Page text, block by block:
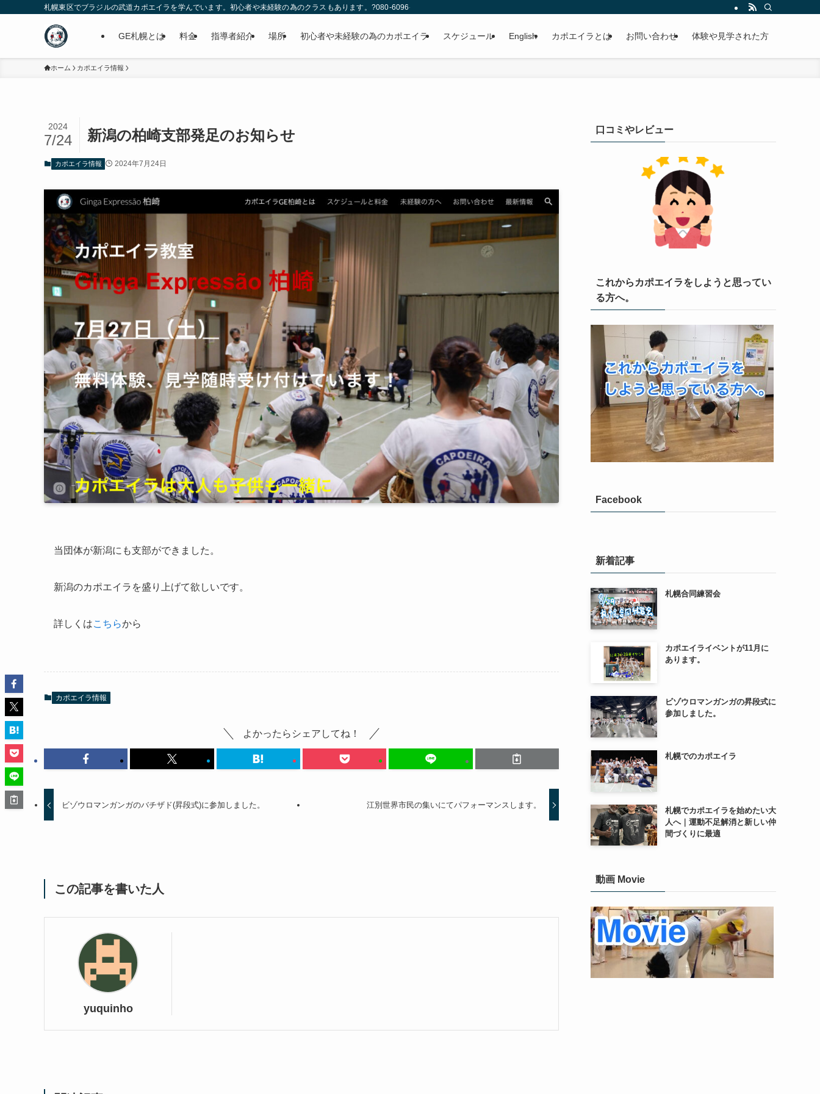
札幌東区でブラジルの武道カポエイラを学んでいます。初心者や未経験の為のクラスもあります。?080-6096-4346
GE札幌とは 料金 指導者紹介 場所 初心者や未経験の為のカポエイラ スケジュール English カポエイラとは お問い合わせ 体験や見学された方
ホーム カポエイラ情報
新潟の柏崎支部発足のお知らせ
2024
7/24
カポエイラ情報 2024年7月24日
当団体が新潟にも支部ができました。
新潟のカポエイラを盛り上げて欲しいです。
詳しくはこちらから
カポエイラ情報
よかったらシェアしてね！
ビゾウロマンガンガのバチザド(昇段式)に参加しました。 江別世界市民の集いにてパフォーマンスします。
この記事を書いた人
yuquinho
口コミやレビュー
これからカポエイラをしようと思ってい
る方へ。
Facebook
新着記事
札幌合同練習会
カポエイライベントが11月に
あります。
ビゾウロマンガンガの昇段式に
参加しました。
札幌でのカポエイラ
札幌でカポエイラを始めたい大
人へ｜運動不足解消と新しい仲
間づくりに最適
動画 Movie